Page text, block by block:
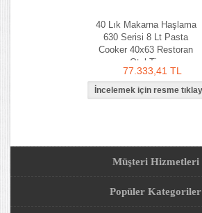
40 Lık Makarna Haşlama
630 Serisi 8 Lt Pasta
Cooker 40x63 Restoran
Otel Tip
77.333,41 TL
Müşteri Hizmetleri
Popüler Kategoriler